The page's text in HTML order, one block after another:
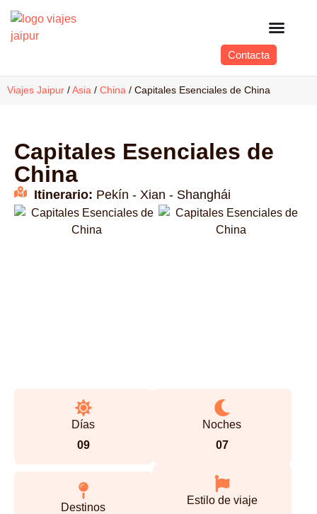
Contacta
Viajes Jaipur / Asia / China / Capitales Esenciales de China
Capitales Esenciales de
China
Itinerario: Pekín - Xian - Shanghái
Días
09
Noches
07
Destinos
Estilo de viaje